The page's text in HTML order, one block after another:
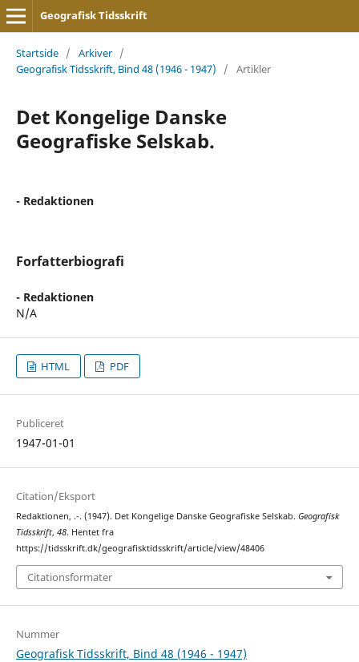
Geografisk Tidsskrift
Startside / Arkiver /
Geografisk Tidsskrift, Bind 48 (1946 - 1947)
/ Artikler
Det Kongelige Danske
Geografiske Selskab.
- Redaktionen
Forfatterbiografi
- Redaktionen
N/A
HTML PDF
Publiceret
1947-01-01
Citation/Eksport
Redaktionen, .-. (1947). Det Kongelige Danske Geografiske Selskab. Geografisk
Tidsskrift, 48. Hentet fra
https://tidsskrift.dk/geografisktidsskrift/article/view/48406
Citationsformater
Nummer
Geografisk Tidsskrift, Bind 48 (1946 - 1947)